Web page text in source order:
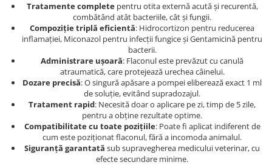
Hrană uscată
Igienă
Igienă orală
Șampoane și balsamuri
Hrană uscată
Așternut Tofu / Nisip
Igienă orală
Șampoane și balsamuri
Tratamente completepentru otita externă acută și recurentă,
combătând atât bacteriile, cât și fungii.
Compoziție triplă eficientă: Hidrocortizon pentru reducerea
inflamației, Miconazol pentru infecții fungice și Gentamicină pentru
bacterii.
Administrare ușoară: Flaconul este prevăzut cu canulă
atraumatică, care protejează urechea câinelui.
Dozare precisă: O singură apăsare a pompei eliberează exact 1 ml
de soluție, evitând supradozajul.
Tratament rapid: Necesită doar o aplicare pe zi, timp de 5 zile,
pentru a obține rezultate optime.
Compatibilitate cu toate pozițiile: Poate fi aplicat indiferent de
cum este poziționat flaconul, fără a incomoda animalul.
Siguranță garantată sub supravegherea medicului veterinar, cu
efecte secundare minime.